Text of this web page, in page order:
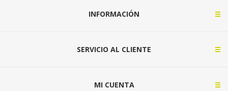
INFORMACIÓN
SERVICIO AL CLIENTE
MI CUENTA